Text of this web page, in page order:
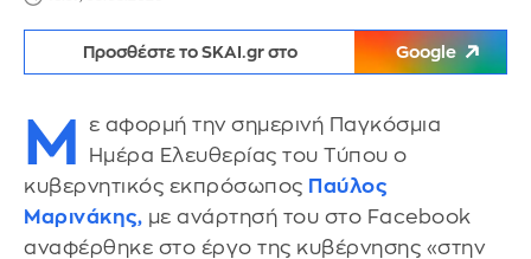
Προσθέστε το SKAI.gr στο Google
Μ
ε αφορμή την σημερινή Παγκόσμια
Ημέρα Ελευθερίας του Τύπου ο
κυβερνητικός εκπρόσωπος Παύλος
Μαρινάκης, με ανάρτησή του στο Facebook
αναφέρθηκε στο έργο της κυβέρνησης «στην